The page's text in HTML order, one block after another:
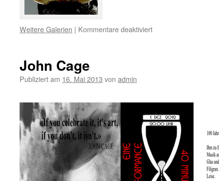
Weitere Galerien | Kommentare deaktiviertfür
John Cage
Publiziert am 16. Mai 2013 von admin